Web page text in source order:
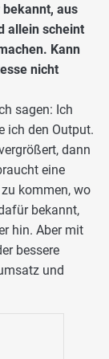
aus
allein scheint
Kann
nicht
sagen: Ich
ich den Output.
dann
eine
kommen, wo
bekannt,
hin. Aber mit
bessere
und